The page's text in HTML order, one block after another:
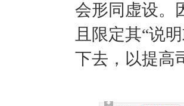
会形同虚设。
且限定其“说
下去，以提高